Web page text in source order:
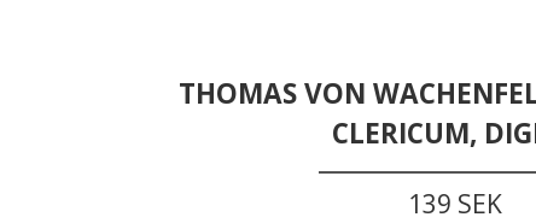
THOMAS VON
CLERICUM,
139 SEK